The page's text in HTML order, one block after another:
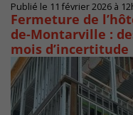
Publié le 11 février 2026 à
Fermeture de
de-Montarville :
mois d’incertitude